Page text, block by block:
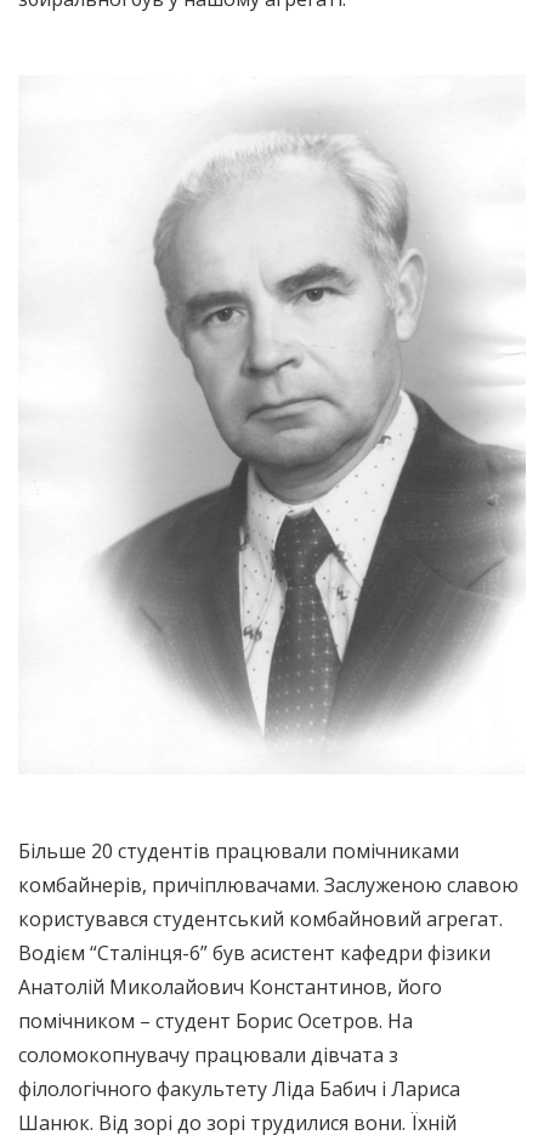
Більше 20 студентів працювали помічниками
комбайнерів, причіплювачами. Заслуженою славою
користувався студентський комбайновий агрегат.
Водієм “Сталінця-6” був асистент кафедри фізики
Анатолій Миколайович Константинов, його
помічником – студент Борис Осетров. На
соломокопнувачу працювали дівчата з
філологічного факультету Ліда Бабич і Лариса
Шанюк. Від зорі до зорі трудилися вони. Їхній